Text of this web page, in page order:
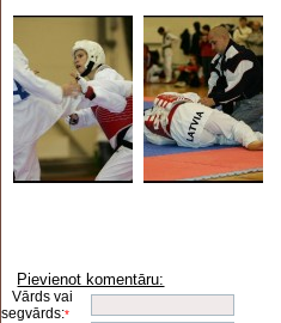
Pievienot komentāru:
Vārds vai
segvārds:*